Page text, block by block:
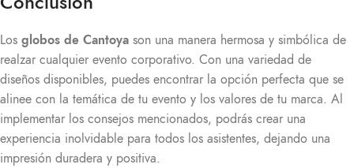
Los globos de Cantoya son una manera hermosa y simbólica de
realzar cualquier evento corporativo. Con una variedad de
diseños disponibles, puedes encontrar la opción perfecta que se
alinee con la temática de tu evento y los valores de tu marca. Al
implementar los consejos mencionados, podrás crear una
experiencia inolvidable para todos los asistentes, dejando una
impresión duradera y positiva.